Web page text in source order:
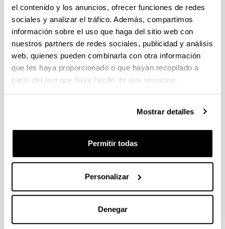
el contenido y los anuncios, ofrecer funciones de redes
sociales y analizar el tráfico. Además, compartimos
información sobre el uso que haga del sitio web con
nuestros partners de redes sociales, publicidad y análisis
web, quienes pueden combinarla con otra información
que les haya proporcionado o que hayan recopilado a
partir del uso que haya hecho de sus servicios.
Mostrar detalles
Permitir todas
Personalizar
Denegar
Long-term measurement of
biogenic volatile organic
compounds in a ruralbackground
area: Contribution to ozone
formation
Autoría:
Gómez, M.C.; Durana, N.; García, J.A.; de Blas, M.;
Sáez de Cámara, E.; García-Ruiz, E.; Gangoiti, G.;
Torre-Pascual, E.; Iza, J.
Atmospheric Environment
Volumen: